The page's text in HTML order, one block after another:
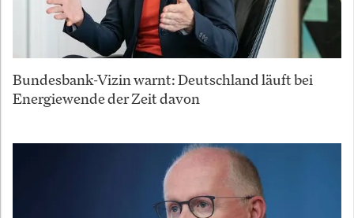
Bundesbank-Vizin warnt: Deutschland läuft bei
Energiewende der Zeit davon